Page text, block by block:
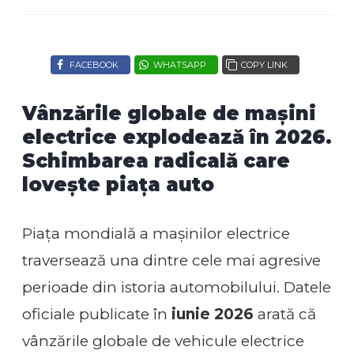
FACEBOOK WHATSAPP COPY LINK
Vânzările globale de mașini
electrice explodează în 2026.
Schimbarea radicală care
lovește piața auto
Piața mondială a mașinilor electrice
traversează una dintre cele mai agresive
perioade din istoria automobilului. Datele
oficiale publicate în iunie 2026 arată că
vânzările globale de vehicule electrice